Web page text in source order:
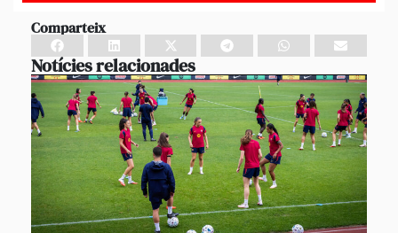
Comparteix
Notícies relacionades